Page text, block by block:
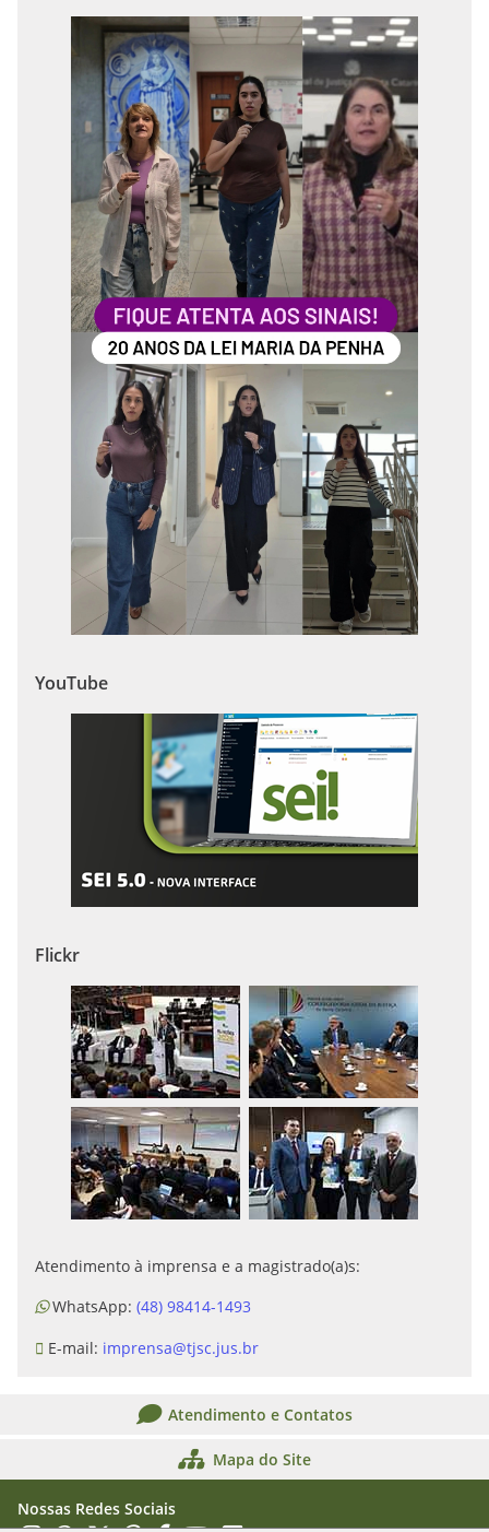
YouTube
Flickr
Atendimento à imprensa e a magistrado(a)s:
WhatsApp: (48) 98414-1493
E-mail: imprensa@tjsc.jus.br
Atendimento e Contatos
Mapa do Site
Nossas Redes Sociais